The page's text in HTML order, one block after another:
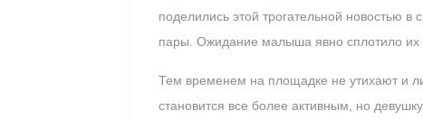
поделились этой трогательной новостью
пары. Ожидание малыша явно сплотило их
Тем временем на площадке не утихают и
становится все более активным, но